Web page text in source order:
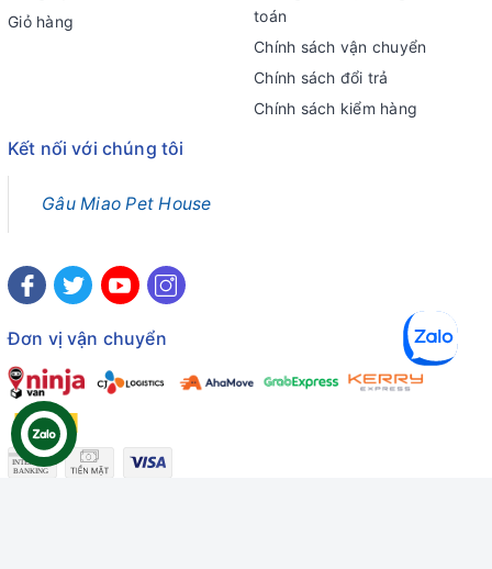
Giỏ hàng
toán
Chính sách vận chuyển
Chính sách đổi trả
Chính sách kiểm hàng
Kết nối với chúng tôi
Gâu Miao Pet House
Đơn vị vận chuyển